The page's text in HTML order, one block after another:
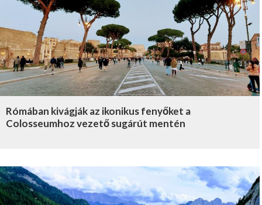
Rómában kivágják az ikonikus fenyőket a
Colosseumhoz vezető sugárút mentén